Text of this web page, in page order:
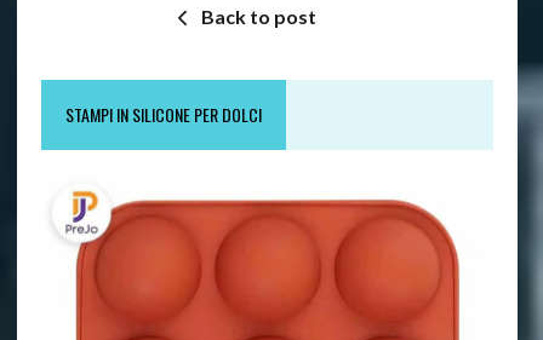
Back to post
STAMPI IN SILICONE PER DOLCI